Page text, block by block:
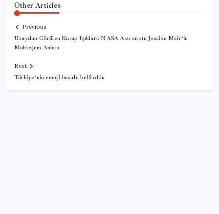
Other Articles
Previous
Uzaydan Görülen Kutup Işıkları: NASA Astronotu Jessica Meir’in
Muhteşem Anları
Next
Türkiye’nin enerji hesabı belli oldu